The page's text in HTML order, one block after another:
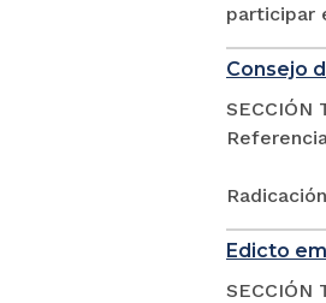
participar
Consejo
SECCIÓN
Edicto
SECCIÓN